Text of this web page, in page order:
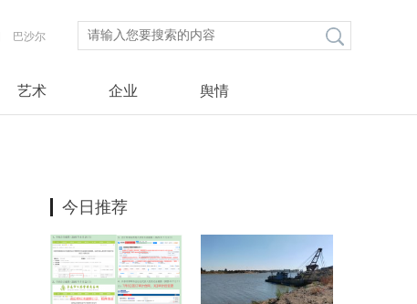
巴沙尔
艺术 企业 舆情
今日推荐